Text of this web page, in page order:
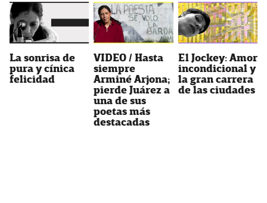
La sonrisa de
pura y cínica
felicidad
VIDEO / Hasta
siempre
Arminé Arjona;
pierde Juárez a
una de sus
poetas más
destacadas
El Jockey: Amor
incondicional y
la gran carrera
de las ciudades